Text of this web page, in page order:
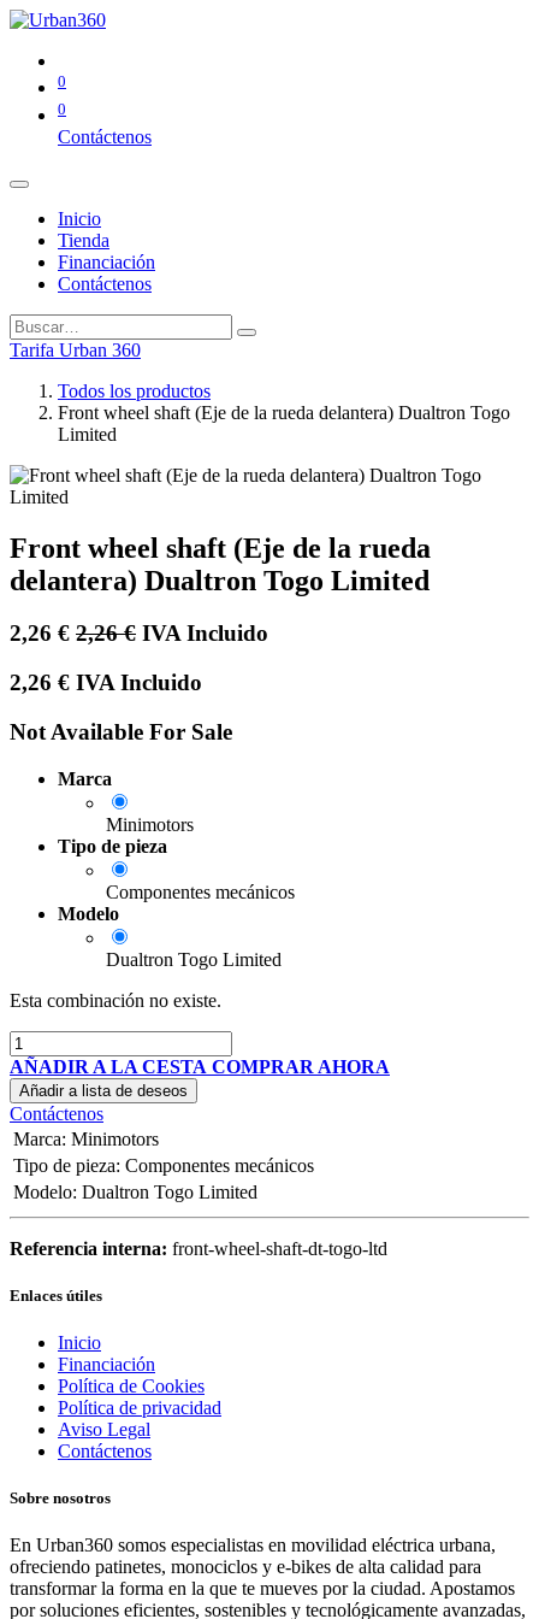
0
0
Contáctenos
Inicio
Tienda
Financiación
Contáctenos
Tarifa Urban 360
Todos los productos
Front wheel shaft (Eje de la rueda delantera) Dualtron Togo
Limited
Front wheel shaft (Eje de la rueda
delantera) Dualtron Togo Limited
2,26 € 2,26€ IVA Incluido
2,26 € IVA Incluido
Not Available For Sale
Marca
Minimotors
Tipo de pieza
Componentes mecánicos
Modelo
Dualtron Togo Limited
Esta combinación no existe.
AÑADIR A LA CESTA COMPRAR AHORA
Añadir a lista de deseos
Contáctenos
Marca: Minimotors
Tipo de pieza: Componentes mecánicos
Modelo: Dualtron Togo Limited
Referencia interna: front-wheel-shaft-dt-togo-ltd
Enlaces útiles
Inicio
Financiación
Política de Cookies
Política de privacidad
Aviso Legal
Contáctenos
Sobre nosotros
En Urban360 somos especialistas en movilidad eléctrica urbana,
ofreciendo patinetes, monociclos y e-bikes de alta calidad para
transformar la forma en la que te mueves por la ciudad. Apostamos
por soluciones eficientes, sostenibles y tecnológicamente avanzadas,